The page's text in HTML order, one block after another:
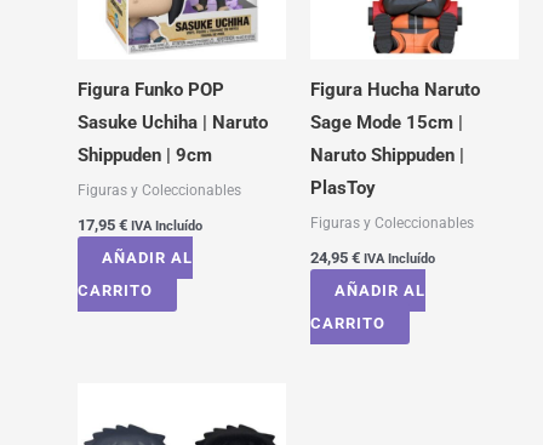
Figura Funko POP
Sasuke Uchiha | Naruto
Shippuden | 9cm
Figuras y Coleccionables
17,95 € IVA Incluído
AÑADIR AL
CARRITO
Figura Hucha Naruto
Sage Mode 15cm |
Naruto Shippuden |
PlasToy
Figuras y Coleccionables
24,95 € IVA Incluído
AÑADIR AL
CARRITO